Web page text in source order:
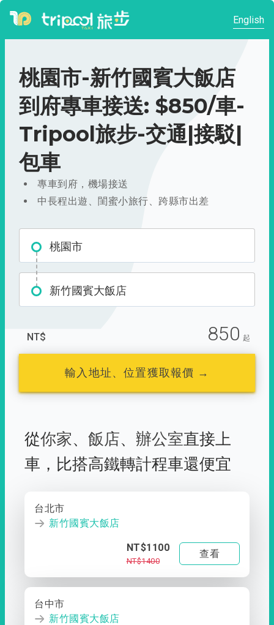
English
桃園市-新竹國賓大飯店
到府專車接送: $850/車-
Tripool旅步-交通|接駁|
包車
專車到府，機場接送
中長程出遊、閨蜜小旅行、跨縣市出差
桃園市
新竹國賓大飯店
NT$ 850 起
輸入地址、位置獲取報價 →
從你家、 飯店、 辦公室直接上
車， 比搭高鐵轉計程車還便宜
台北市
新竹國賓大飯店
NT$1100
NT$1400
查看
台中市
新竹國賓大飯店